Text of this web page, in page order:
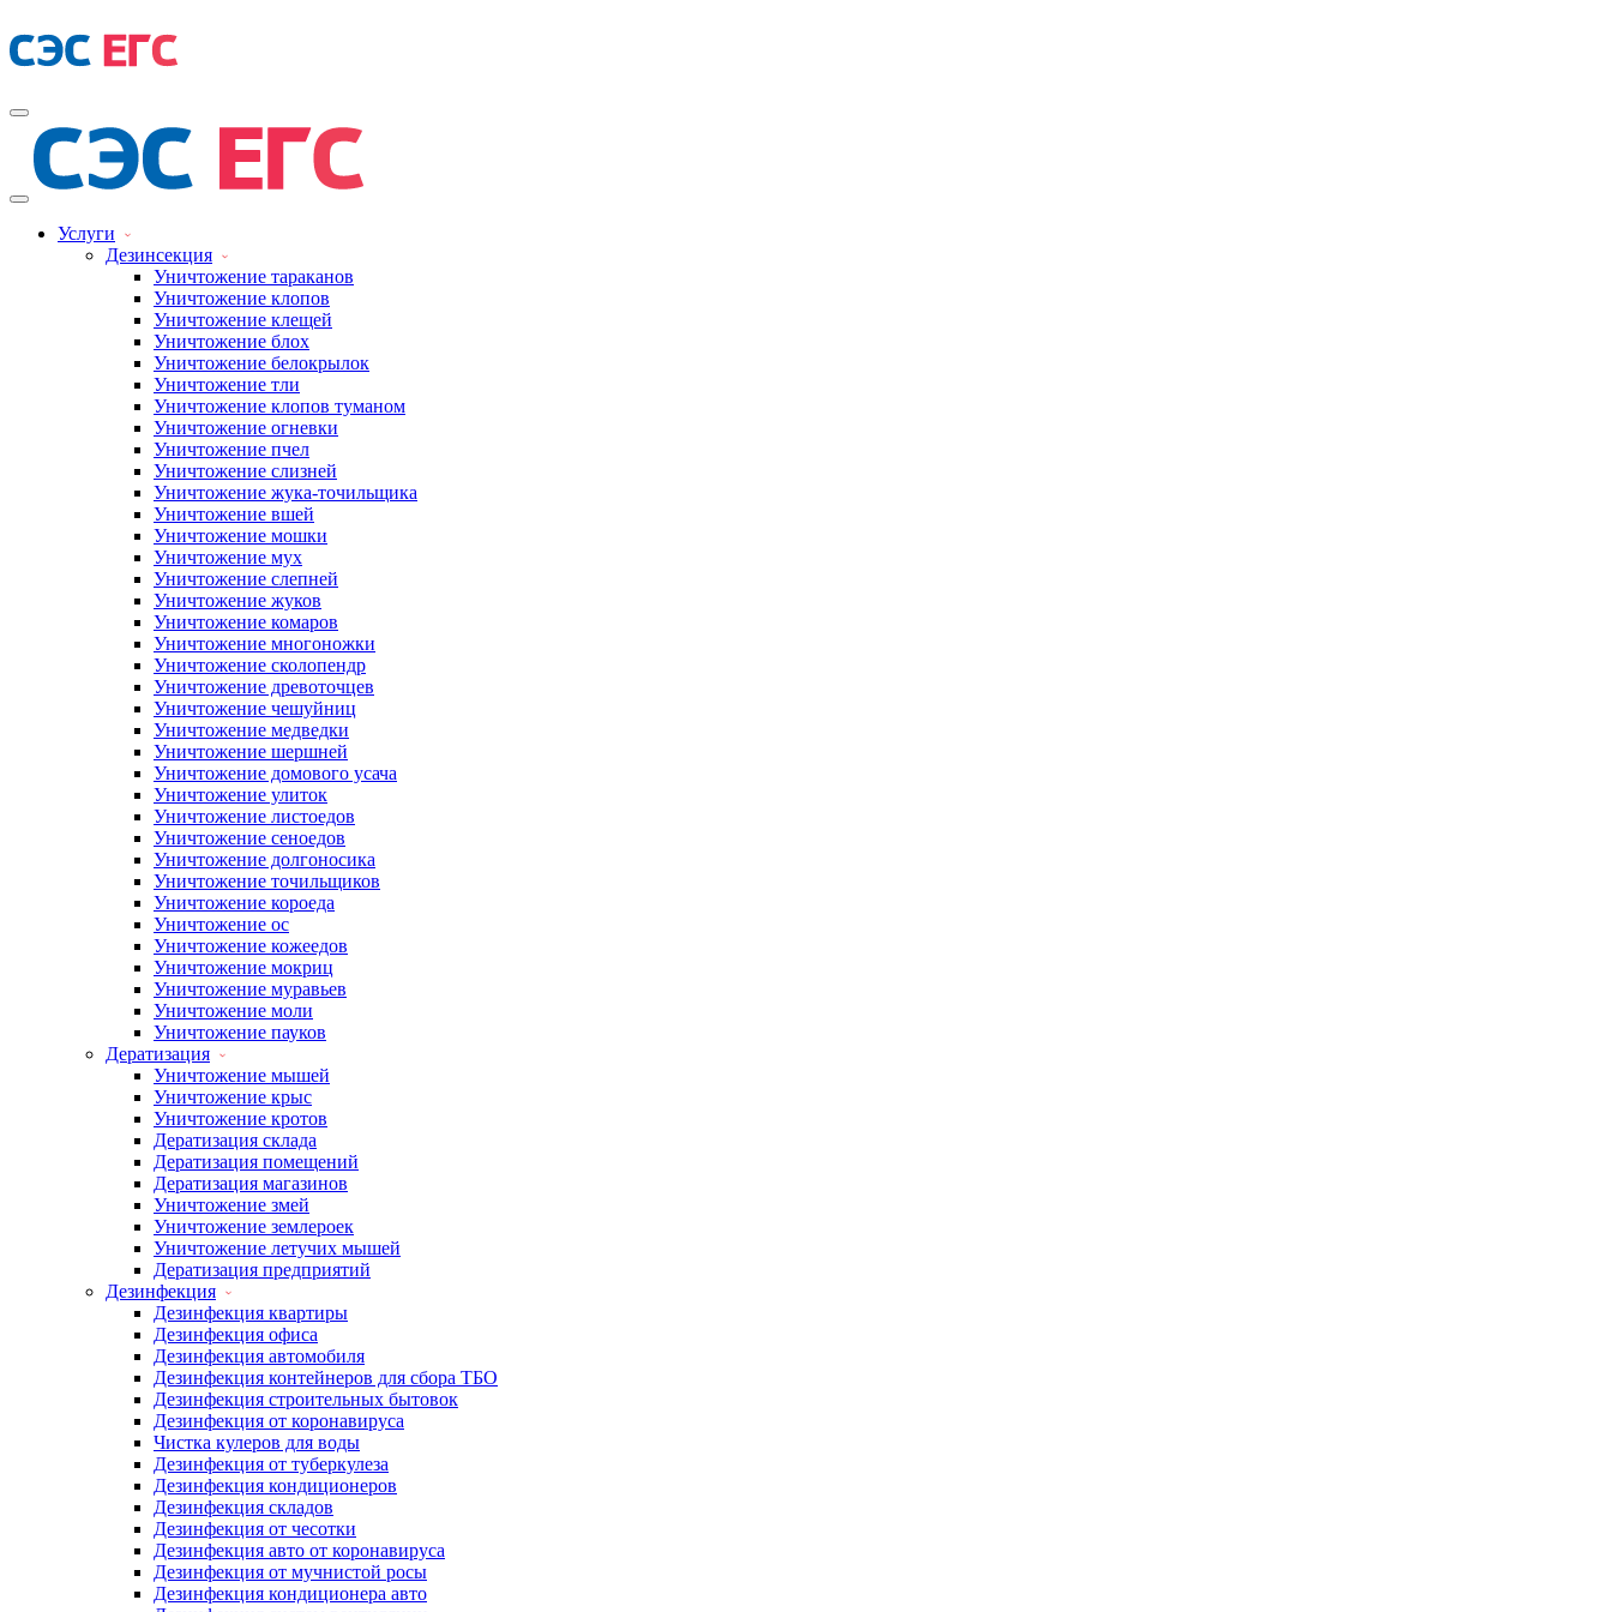
Услуги
Дезинсекция
Уничтожение тараканов
Уничтожение клопов
Уничтожение клещей
Уничтожение блох
Уничтожение белокрылок
Уничтожение тли
Уничтожение клопов туманом
Уничтожение огневки
Уничтожение пчел
Уничтожение слизней
Уничтожение жука-точильщика
Уничтожение вшей
Уничтожение мошки
Уничтожение мух
Уничтожение слепней
Уничтожение жуков
Уничтожение комаров
Уничтожение многоножки
Уничтожение сколопендр
Уничтожение древоточцев
Уничтожение чешуйниц
Уничтожение медведки
Уничтожение шершней
Уничтожение домового усача
Уничтожение улиток
Уничтожение листоедов
Уничтожение сеноедов
Уничтожение долгоносика
Уничтожение точильщиков
Уничтожение короеда
Уничтожение ос
Уничтожение кожеедов
Уничтожение мокриц
Уничтожение муравьев
Уничтожение моли
Уничтожение пауков
Дератизация
Уничтожение мышей
Уничтожение крыс
Уничтожение кротов
Дератизация склада
Дератизация помещений
Дератизация магазинов
Уничтожение змей
Уничтожение землероек
Уничтожение летучих мышей
Дератизация предприятий
Дезинфекция
Дезинфекция квартиры
Дезинфекция офиса
Дезинфекция автомобиля
Дезинфекция контейнеров для сбора ТБО
Дезинфекция строительных бытовок
Дезинфекция от коронавируса
Чистка кулеров для воды
Дезинфекция от туберкулеза
Дезинфекция кондиционеров
Дезинфекция складов
Дезинфекция от чесотки
Дезинфекция авто от коронавируса
Дезинфекция от мучнистой росы
Дезинфекция кондиционера авто